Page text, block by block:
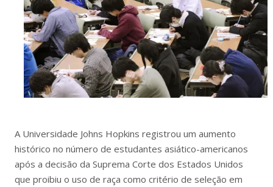
A Universidade Johns Hopkins registrou um aumento
histórico no número de estudantes asiático-americanos
após a decisão da Suprema Corte dos Estados Unidos
que proibiu o uso de raça como critério de seleção em